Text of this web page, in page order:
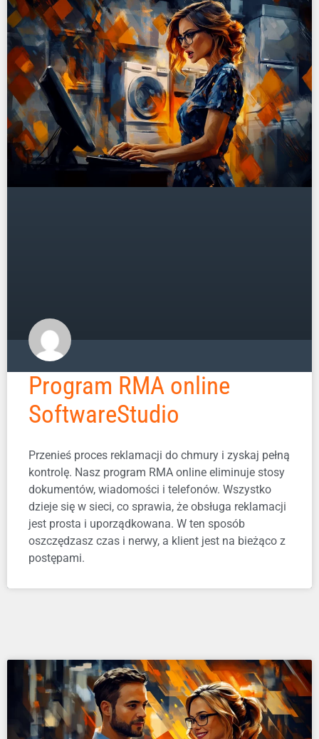
Program RMA online
SoftwareStudio
Przenieś proces reklamacji do chmury i zyskaj pełną
kontrolę. Nasz program RMA online eliminuje stosy
dokumentów, wiadomości i telefonów. Wszystko
dzieje się w sieci, co sprawia, że obsługa reklamacji
jest prosta i uporządkowana. W ten sposób
oszczędzasz czas i nerwy, a klient jest na bieżąco z
postępami.